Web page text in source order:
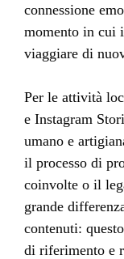
connessione
momento in cui
viaggiare di
Per le attività
e Instagram
umano e
il processo di
coinvolte o il
grande
contenuti:
di riferimento e